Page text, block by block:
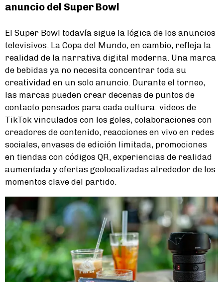
anuncio del Super Bowl
El Super Bowl todavía sigue la lógica de los anuncios
televisivos. La Copa del Mundo, en cambio, refleja la
realidad de la narrativa digital moderna. Una marca
de bebidas ya no necesita concentrar toda su
creatividad en un solo anuncio. Durante el torneo,
las marcas pueden crear decenas de puntos de
contacto pensados para cada cultura: videos de
TikTok vinculados con los goles, colaboraciones con
creadores de contenido, reacciones en vivo en redes
sociales, envases de edición limitada, promociones
en tiendas con códigos QR, experiencias de realidad
aumentada y ofertas geolocalizadas alrededor de los
momentos clave del partido.